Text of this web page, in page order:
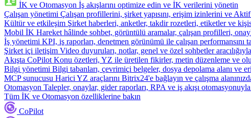
İK ve Otomasyon İş akışlarını optimize edin ve İK verilerini yönetin
Çalışan yönetimi Çalışan profillerini, şirket yapısını, erişim izinlerini ve
Kültür ve etkileşim Şirket haberleri, anketler, takdir rozetleri, etiketler ve
Mobil İK Hareket hâlinde sohbet, görüntülü aramalar, çalışan profilleri,
İş yönetimi KPI, iş raporları, denetmen görünümü ile çalışan performansını
Şirket içi iletişim Video duyuruları, notlar, genel ve özel sohbetler
Akışta CoPilot Konu özetleri, YZ ile üretilen fikirler, metin düzenleme ve
Bilgi yönetimi Bilgi tabanları, çevrimiçi belgeler, dosya depolama alanı ve
MCP sunucusu Harici YZ araçlarını Bitrix24'e bağlayın ve çalışma
Otomasyon Talepler, onaylar, gider raporları, RPA ve iş akışı
Tüm İK ve Otomasyon özelliklerine bakın
CoPilot